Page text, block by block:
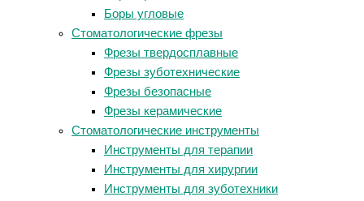
Боры угловые
Стоматологические фрезы
Фрезы твердосплавные
Фрезы зуботехнические
Фрезы безопасные
Фрезы керамические
Стоматологические инструменты
Инструменты для терапии
Инструменты для хирургии
Инструменты для зуботехники